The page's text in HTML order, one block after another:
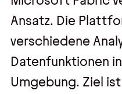
Ansatz. Die
verschiedene
Datenfunktionen
Umgebung. Ziel